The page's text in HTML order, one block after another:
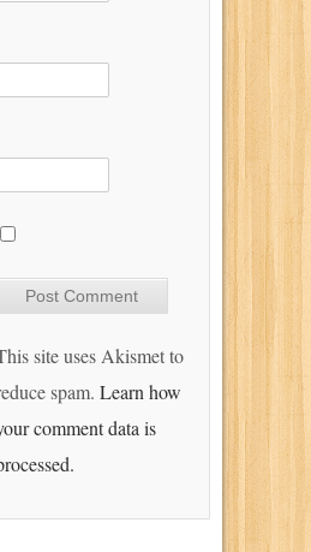
site uses Akismet to
spam. Learn how
comment data is